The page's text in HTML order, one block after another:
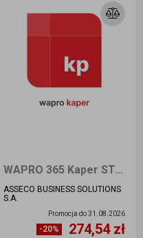
WAPRO 365 Kaper START - Nowa licencja
ASSECO BUSINESS SOLUTIONS
S.A.
Promocja do31.08.2026
-20% 274,54 zł
Ilość sztuk